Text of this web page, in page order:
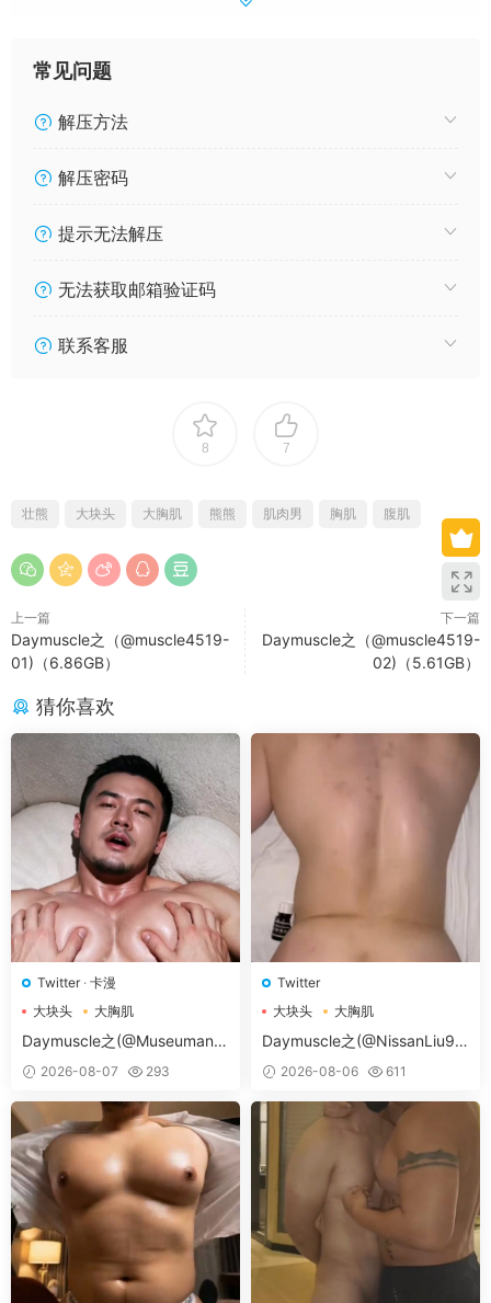
常见问题
解压方法
解压密码
提示无法解压
无法获取邮箱验证码
联系客服
8 7
壮熊 大块头 大胸肌 熊熊 肌肉男 胸肌 腹肌
上一篇
Daymuscle之（@muscle4519-
01)（6.86GB）
下一篇
Daymuscle之（@muscle4519-
02)（5.61GB）
猜你喜欢
Twitter· 卡漫
大块头
大胸肌
大胸肌肉男
Daymuscle之(@Museumans-
@Museuman）
2026-08-07 293
Twitter
大块头
大胸肌
大胸肌肉男
Daymuscle之(@NissanLiu98
-@Nissan98）
2026-08-06 611